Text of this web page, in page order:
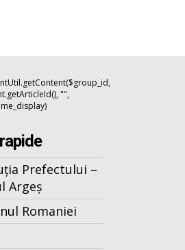
"",
Prefectului –
Argeș
Romaniei